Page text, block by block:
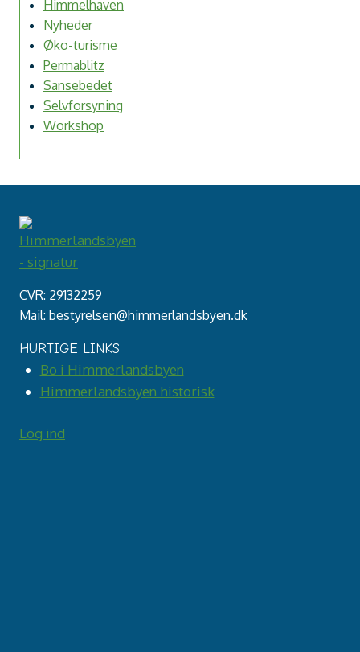
Himmelhaven
Nyheder
Øko-turisme
Permablitz
Sansebedet
Selvforsyning
Workshop
CVR: 29132259
Mail: bestyrelsen@himmerlandsbyen.dk
HURTIGE LINKS
Bo i Himmerlandsbyen
Himmerlandsbyen historisk
Log ind